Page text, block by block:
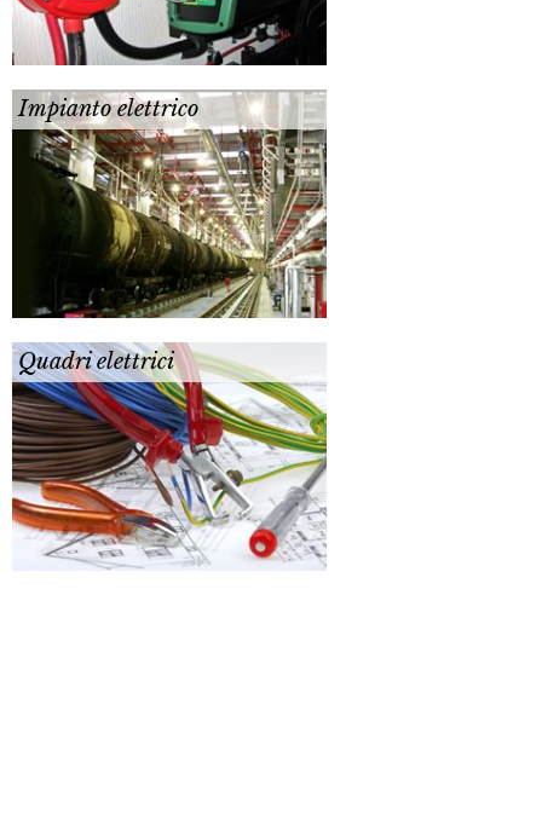
Impianto elettrico
Quadri elettrici